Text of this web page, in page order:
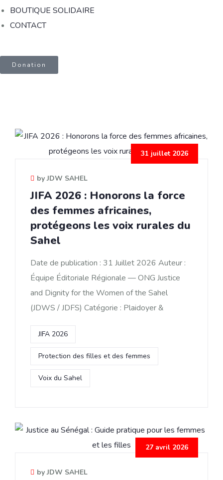
BOUTIQUE SOLIDAIRE
CONTACT
Donation
31 juillet 2026
by JDW SAHEL
JIFA 2026 : Honorons la force
des femmes africaines,
protégeons les voix rurales du
Sahel
Date de publication : 31 Juillet 2026 Auteur :
Équipe Éditoriale Régionale — ONG Justice
and Dignity for the Women of the Sahel
(JDWS / JDFS) Catégorie : Plaidoyer &
JIFA 2026
Protection des filles et des femmes
Voix du Sahel
27 avril 2026
by JDW SAHEL